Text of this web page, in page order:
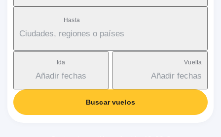
Hasta
Ciudades, regiones o países
Ida
Añadir fechas
Vuelta
Añadir fechas
Buscar vuelos